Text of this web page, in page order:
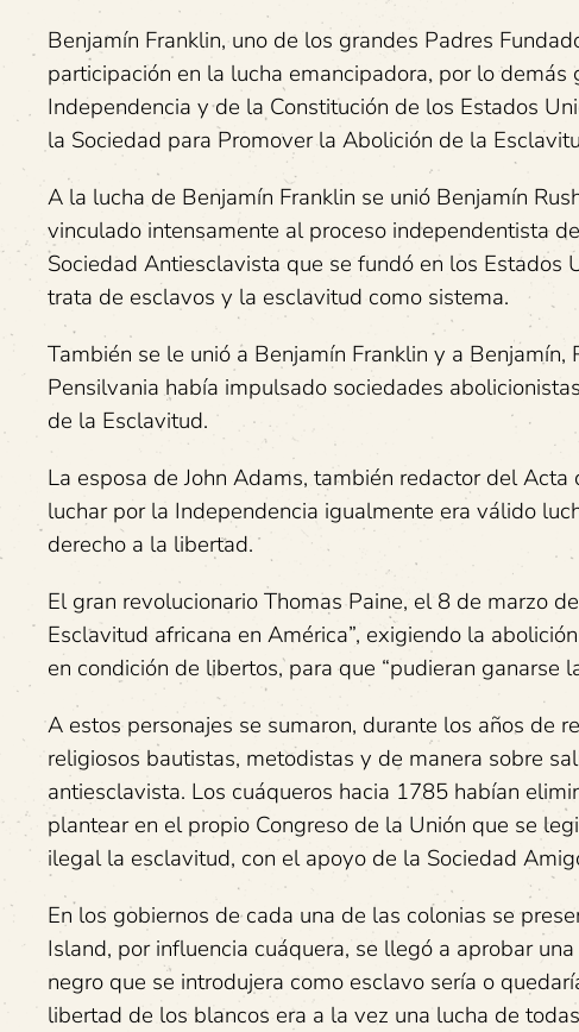
Benjamín Franklin, uno de los grandes Padres
participación en la lucha emancipadora, por lo
Independencia y de la Constitución de los Estados
la Sociedad para Promover la Abolición de la
A la lucha de Benjamín Franklin se unió Benjamín
vinculado intensamente al proceso independentista
Sociedad Antiesclavista que se fundó en los
trata de esclavos y la esclavitud como sistema.
También se le unió a Benjamín Franklin y a
Pensilvania había impulsado sociedades
de la Esclavitud.
La esposa de John Adams, también redactor del
luchar por la Independencia igualmente era válido
derecho a la libertad.
El gran revolucionario Thomas Paine, el 8 de marzo
Esclavitud africana en América”, exigiendo la
en condición de libertos, para que “pudieran ganarse
A estos personajes se sumaron, durante los años de
religiosos bautistas, metodistas y de manera sobre
antiesclavista. Los cuáqueros hacia 1785 habían
plantear en el propio Congreso de la Unión que se
ilegal la esclavitud, con el apoyo de la Sociedad
En los gobiernos de cada una de las colonias se
Island, por influencia cuáquera, se llegó a aprobar
negro que se introdujera como esclavo sería o
libertad de los blancos era a la vez una lucha de